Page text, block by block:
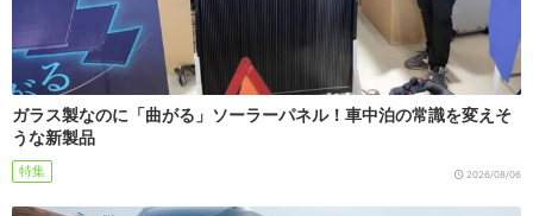
ガラス製なのに「曲がる」ソーラーパネル！車中泊の常識を変えそ
うな新製品
特集 2026/08/06